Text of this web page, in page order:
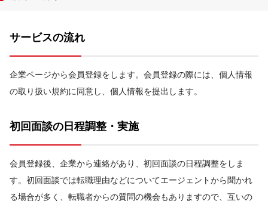
サービスの流れ
企業ページから会員登録をします。会員登録の際には、個人情報
の取り扱い規約に同意し、個人情報を提出します。
初回面談の日程調整・実施
会員登録後、企業から連絡があり、初回面談の日程調整をしま
す。初回面談では転職理由などについてエージェントから聞かれ
る場合が多く、転職者からの質問の機会もありますので、互いの